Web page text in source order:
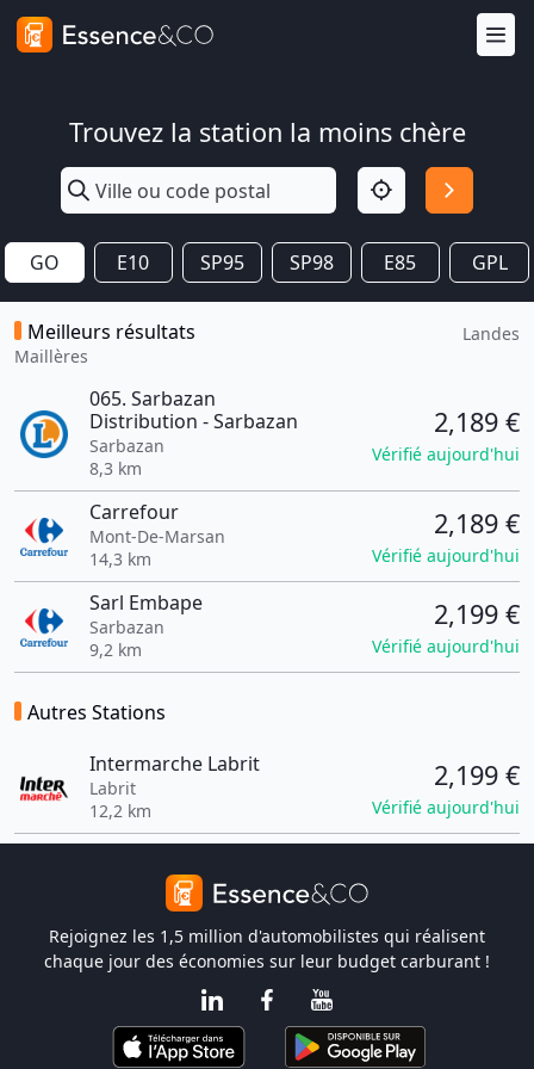
Trouvez la station la moins chère
GO E10 SP95 SP98 E85 GPL
Meilleurs résultats
Maillères
Landes
065. Sarbazan
Distribution - Sarbazan
Sarbazan
8,3 km
2,189 €
Vérifié aujourd'hui
Carrefour
Mont-De-Marsan
14,3 km
2,189 €
Vérifié aujourd'hui
Sarl Embape
Sarbazan
9,2 km
2,199 €
Vérifié aujourd'hui
Autres Stations
Intermarche Labrit
Labrit
12,2 km
2,199 €
Vérifié aujourd'hui
Rejoignez les 1,5 million d'automobilistes qui réalisent
chaque jour des économies sur leur budget carburant !